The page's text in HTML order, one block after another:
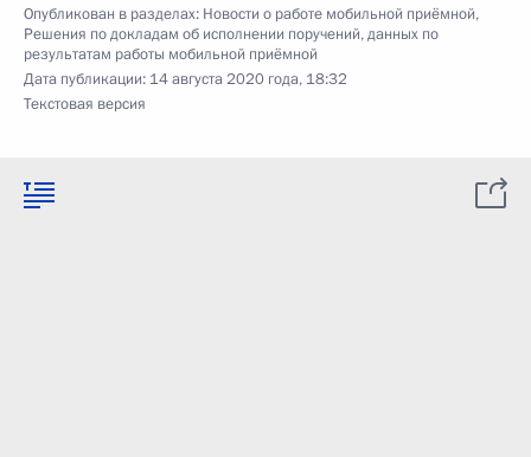
Опубликован в разделах: Новости о работе мобильной приёмной,
Решения по докладам об исполнении поручений, данных по
результатам работы мобильной приёмной
Дата публикации: 14 августа 2020 года, 18:32
Текстовая версия